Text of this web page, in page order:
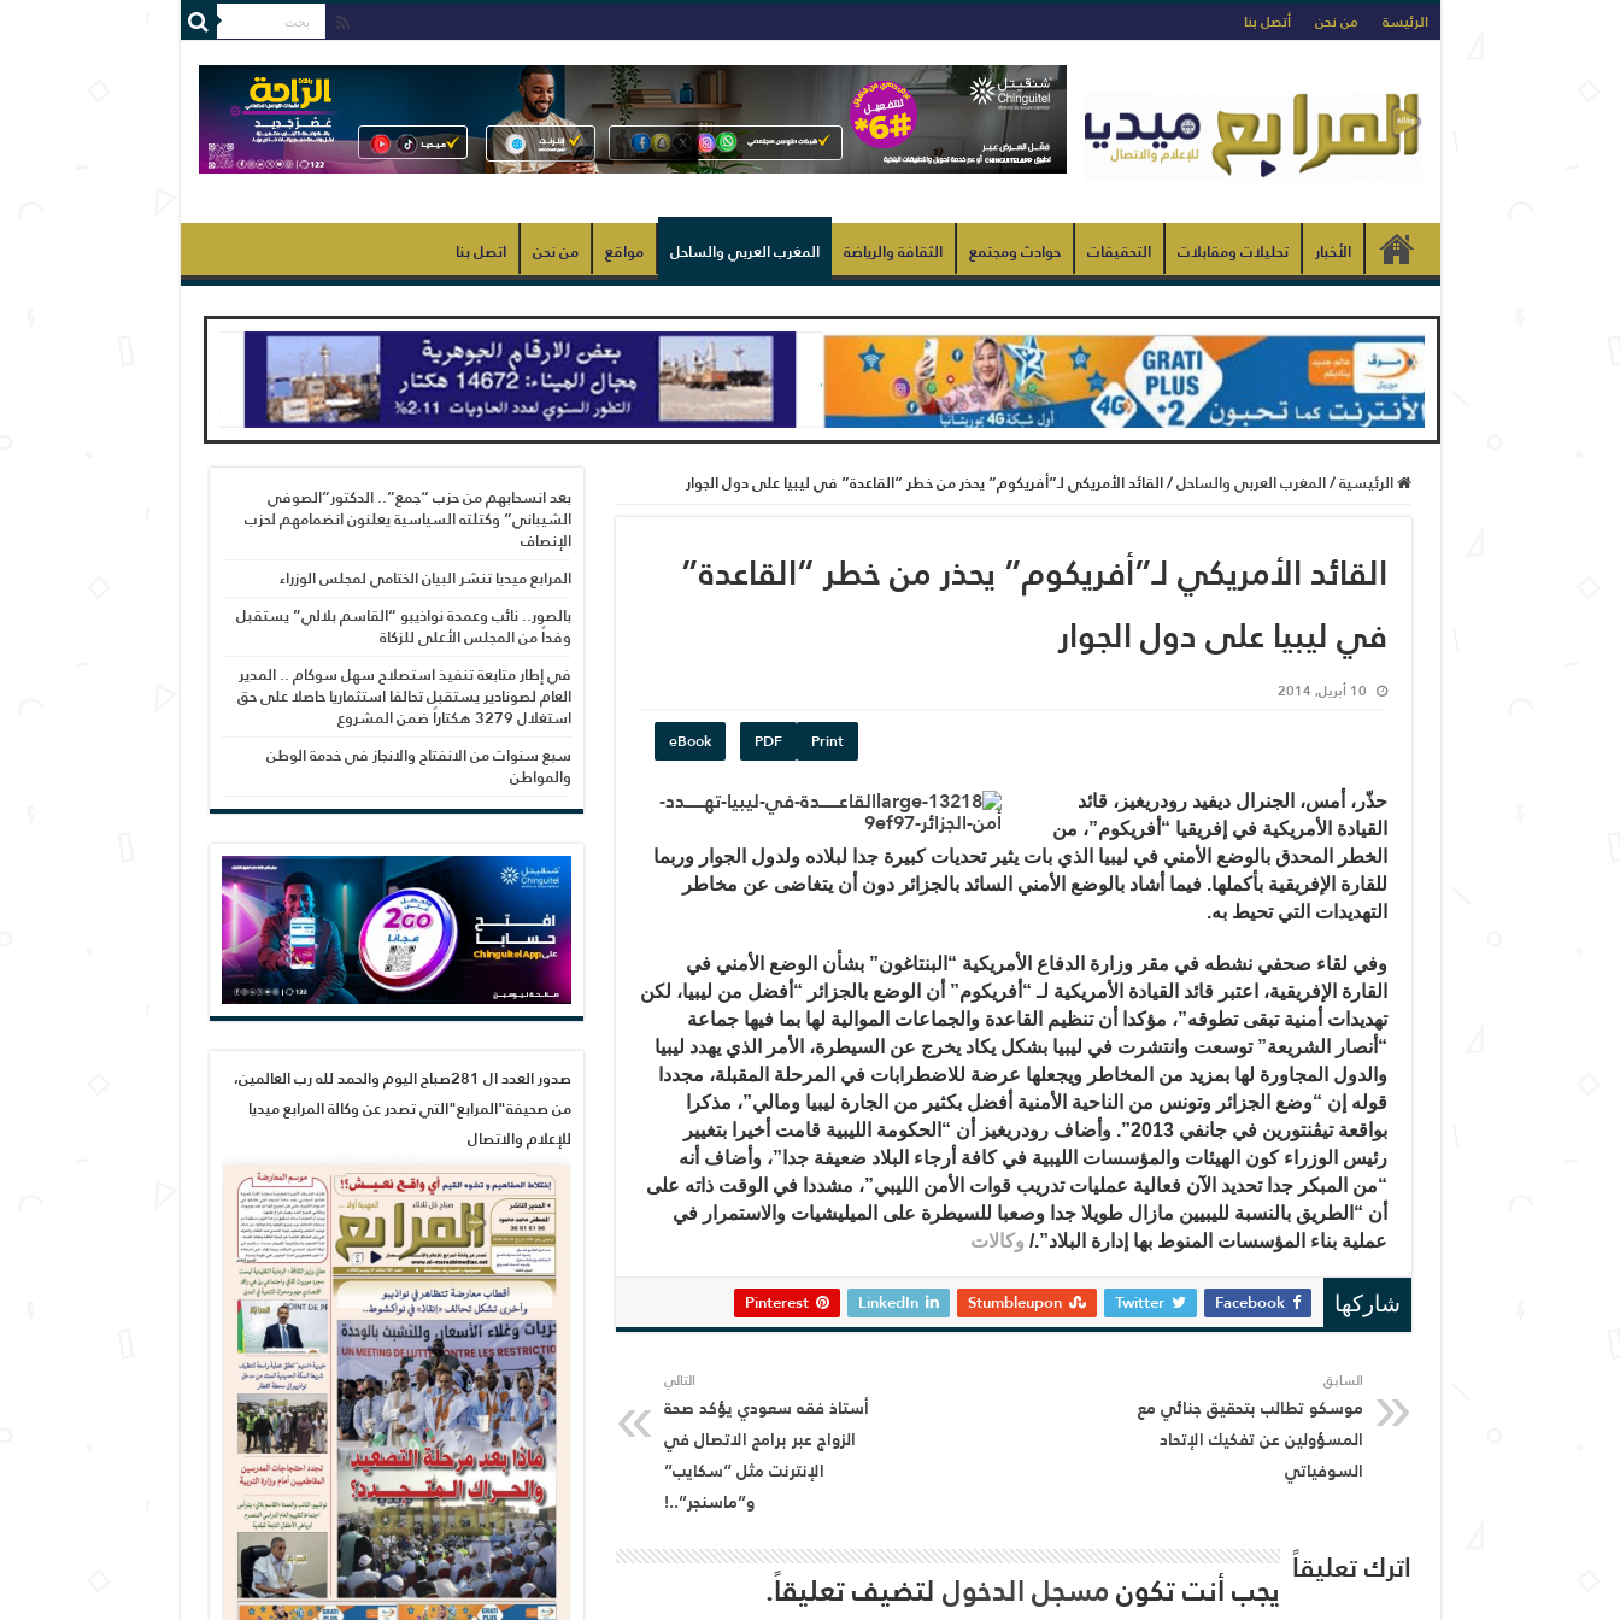
الرئيسة من نحن أتصل بنا
الأخبار تحليلات ومقابلات التحقيقات حوادث ومجتمع الثقافة والرياضة المغرب العربي والساحل مواقع من نحن اتصل بنا
الرئيسية/المغرب العربي والساحل/القائد الأمريكي لـ”أفريكوم” يحذر من خطر “القاعدة” في ليبيا على دول الجوار
القائد الأمريكي لـ”أفريكوم” يحذر من خطر “القاعدة”
في ليبيا على دول الجوار
10 أبريل, 2014
Print
PDF
eBook
حذّر، أمس، الجنرال ديفيد رودريغيز، قائد
القيادة الأمريكية في إفريقيا “أفريكوم”، من
الخطر المحدق بالوضع الأمني في ليبيا الذي بات يثير تحديات كبيرة جدا لبلاده ولدول الجوار وربما
للقارة الإفريقية بأكملها. فيما أشاد بالوضع الأمني السائد بالجزائر دون أن يتغاضى عن مخاطر
التهديدات التي تحيط به.
وفي لقاء صحفي نشطه في مقر وزارة الدفاع الأمريكية “البنتاغون” بشأن الوضع الأمني في
القارة الإفريقية، اعتبر قائد القيادة الأمريكية لـ “أفريكوم” أن الوضع بالجزائر “أفضل من ليبيا، لكن
تهديدات أمنية تبقى تطوقه”، مؤكدا أن تنظيم القاعدة والجماعات الموالية لها بما فيها جماعة
“أنصار الشريعة” توسعت وانتشرت في ليبيا بشكل يكاد يخرج عن السيطرة، الأمر الذي يهدد ليبيا
والدول المجاورة لها بمزيد من المخاطر ويجعلها عرضة للاضطرابات في المرحلة المقبلة، مجددا
قوله إن “وضع الجزائر وتونس من الناحية الأمنية أفضل بكثير من الجارة ليبيا ومالي”، مذكرا
بواقعة تيڤنتورين في جانفي 2013”. وأضاف رودريغيز أن “الحكومة الليبية قامت أخيرا بتغيير
رئيس الوزراء كون الهيئات والمؤسسات الليبية في كافة أرجاء البلاد ضعيفة جدا”، وأضاف أنه
“من المبكر جدا تحديد الآن فعالية عمليات تدريب قوات الأمن الليبي”، مشددا في الوقت ذاته على
أن “الطريق بالنسبة لليبيين مازال طويلا جدا وصعبا للسيطرة على الميليشيات والاستمرار في
عملية بناء المؤسسات المنوط بها إدارة البلاد”./ وكالات
شاركها Facebook
Twitter
Stumbleupon
LinkedIn
Pinterest
السابق
موسكو تطالب بتحقيق جنائي مع
المسؤولين عن تفكيك الإتحاد
السوفياتي
التالي
أستاذ فقه سعودي يؤكد صحة
الزواج عبر برامج الاتصال في
الإنترنت مثل “سكايب”
و”ماسنجر”..!
اترك تعليقاً يجب أنت تكونمسجل الدخوللتضيف تعليقاً.
بعد انسحابهم من حزب “جمع”.. الدكتور”الصوفي
الشيباني” وكتلته السياسية يعلنون انضمامهم لحزب
الإنصاف
المرابع ميديا تنشر البيان الختامي لمجلس الوزراء
بالصور.. نائب وعمدة نواذيبو “القاسم بلالي” يستقبل
وفداً من المجلس الأعلى للزكاة
في إطار متابعة تنفيذ استصلاح سهل سوكام .. المدير
العام لصونادير يستقبل تحالفا استثماريا حاصلا على حق
استغلال 3279 هكتاراً ضمن المشروع
سبع سنوات من الانفتاح والانجاز في خدمة الوطن
والمواطن
صدور العدد ال 281صباح اليوم والحمد لله رب العالمين،
من صحيفة"المرابع"التي تصدر عن وكالة المرابع ميديا
للإعلام والاتصال